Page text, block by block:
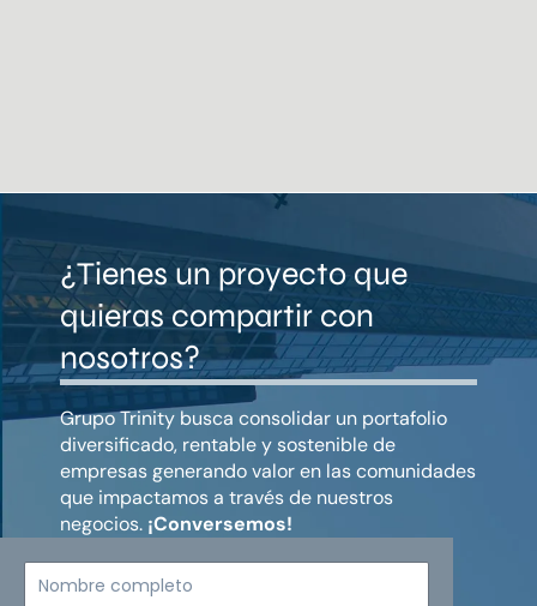
¿Tienes un proyecto que
quieras compartir con
nosotros?
Grupo Trinity busca consolidar un portafolio
diversificado, rentable y sostenible de
empresas generando valor en las comunidades
que impactamos a través de nuestros
negocios. ¡Conversemos!